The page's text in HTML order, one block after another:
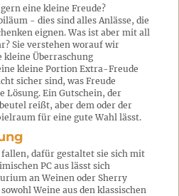
eine kleine Freude?
- dies sind alles Anlässe, die
eignen. Was ist aber mit all
Sie verstehen worauf wir
kleine Überraschung
kleine Portion Extra-Freude
sicher sind, was Freude
Lösung. Ein Gutschein, der
reißt, aber dem oder der
für eine gute Wahl lässt.
dafür gestaltet sie sich mit
PC aus lässt sich
an Weinen oder Sherry
Weine aus den klassischen